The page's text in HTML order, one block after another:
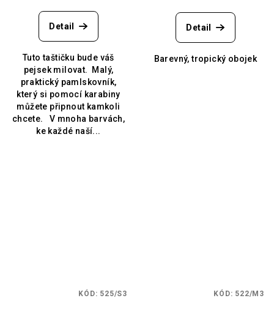
Detail
Tuto taštičku bude váš
pejsek milovat. Malý,
praktický pamlskovník,
který si pomocí karabiny
můžete připnout kamkoli
chcete. V mnoha barvách,
ke každé naší...
Detail
Barevný, tropický obojek
KÓD: 525/S3 KÓD: 522/M3